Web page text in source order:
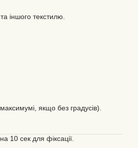
іншого текстилю.
якщо без градусів).
10 сек для фіксації.